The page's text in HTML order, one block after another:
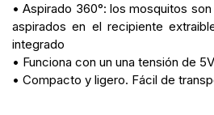
• Aspirado 360°: los mosquitos
aspirados en el recipiente
integrado
• Funciona con un una tensión de
• Compacto y ligero. Fácil de